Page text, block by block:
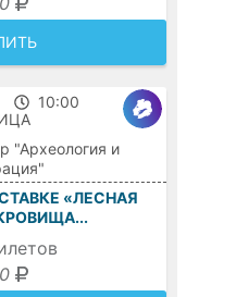
10:00
"Археология и
«ЛЕСНАЯ